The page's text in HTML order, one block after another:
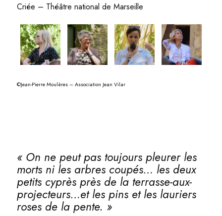
Criée – Théâtre national de Marseille
©Jean-Pierre Moulères – Association Jean Vilar
« On ne peut pas toujours pleurer les
morts ni les arbres coupés… les deux
petits cyprès près de la terrasse-aux-
projecteurs…et les pins et les lauriers
roses de la pente. »